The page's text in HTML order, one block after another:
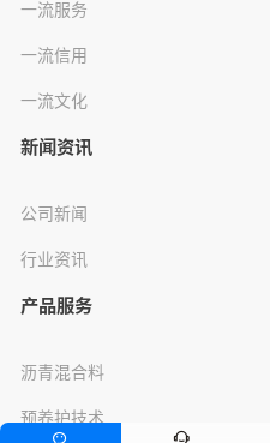
一流服务
一流信用
一流文化
新闻资讯
公司新闻
行业资讯
产品服务
沥青混合料
预养护技术

